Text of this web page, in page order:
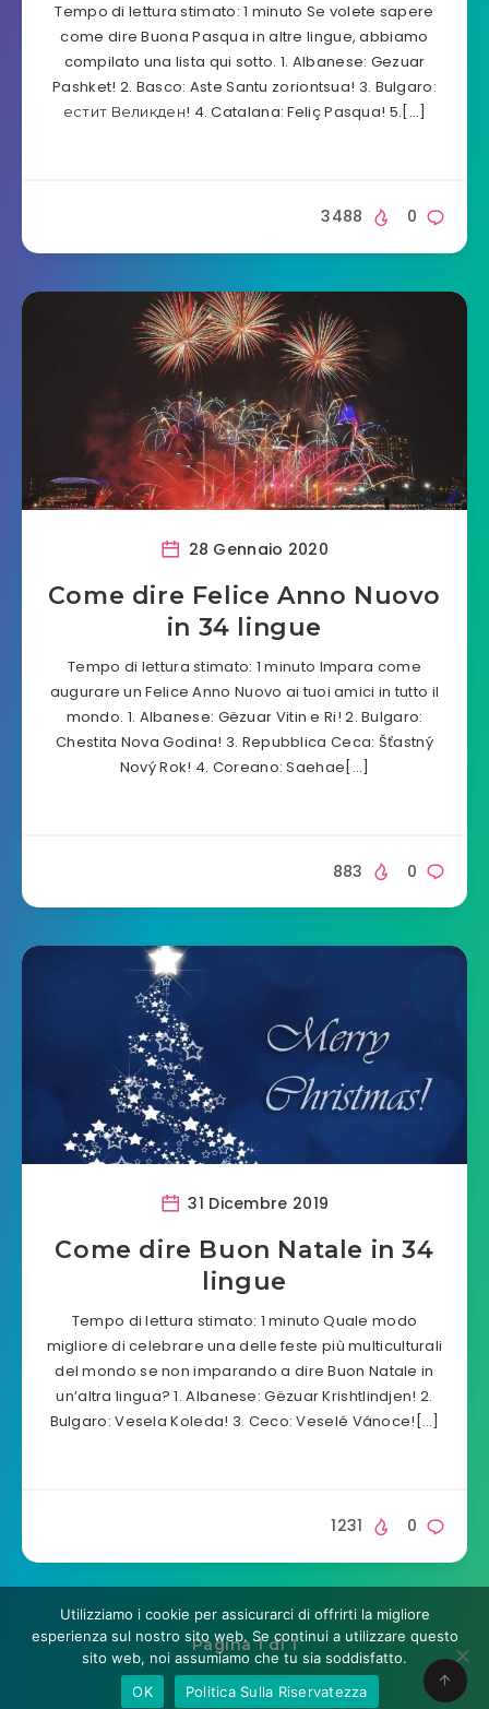
Tempo di lettura stimato: 1 minuto Se volete sapere
come dire Buona Pasqua in altre lingue, abbiamo
compilato una lista qui sotto. 1. Albanese: Gezuar
Pashket! 2. Basco: Aste Santu zoriontsua! 3. Bulgaro:
естит Великден! 4. Catalana: Feliç Pasqua! 5.[…]
0
3488
28 Gennaio 2020
Come dire Felice Anno Nuovo
in 34 lingue
Tempo di lettura stimato: 1 minuto Impara come
augurare un Felice Anno Nuovo ai tuoi amici in tutto il
mondo. 1. Albanese: Gëzuar Vitin e Ri! 2. Bulgaro:
Chestita Nova Godina! 3. Repubblica Ceca: Šťastný
Nový Rok! 4. Coreano: Saehae[…]
0
883
31 Dicembre 2019
Come dire Buon Natale in 34
lingue
Tempo di lettura stimato: 1 minuto Quale modo
migliore di celebrare una delle feste più multiculturali
del mondo se non imparando a dire Buon Natale in
un’altra lingua? 1. Albanese: Gëzuar Krishtlindjen! 2.
Bulgaro: Vesela Koleda! 3. Ceco: Veselé Vánoce![…]
0
1231
Pagina 1 di 1
Utilizziamo i cookie per assicurarci di offrirti la migliore
esperienza sul nostro sito web. Se continui a utilizzare questo
sito web, noi assumiamo che tu sia soddisfatto.
OK
Politica Sulla Riservatezza